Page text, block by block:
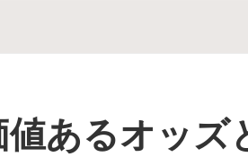
あるオッズ